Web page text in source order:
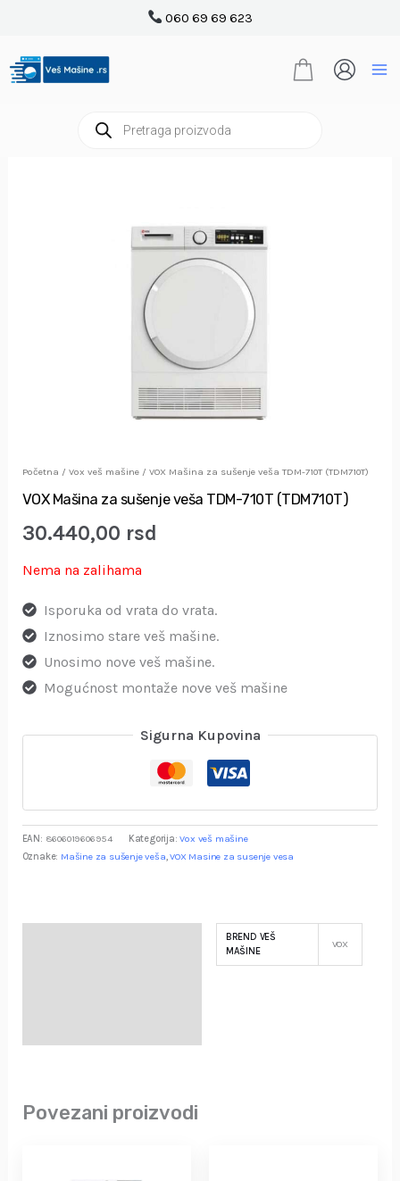
sadržaj
060 69 69 623
search
Početna / Vox veš mašine/ VOX Mašina za sušenje veša TDM-710T (TDM710T)
VOX Mašina za sušenje veša TDM-710T (TDM710T)
30.440,00 rsd
Nema na zalihama
Isporuka od vrata do vrata.
Iznosimo stare veš mašine.
Unosimo nove veš mašine.
Mogućnost montaže nove veš mašine
Sigurna Kupovina
EAN: 8606019606954 Kategorija:Vox veš mašine
Oznake: Mašine za sušenje veša,VOX Masine za susenje vesa
BREND VEŠ
MAŠINE
VOX
Povezani proizvodi